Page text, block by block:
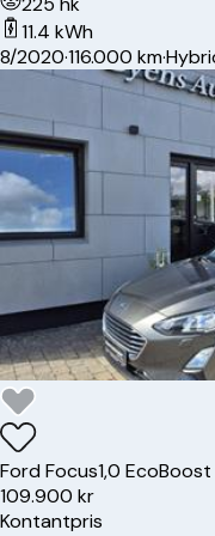
11.4 kWh
8/2020·116.000 km·
FordFocus1,0
109.900 kr
Kontantpris